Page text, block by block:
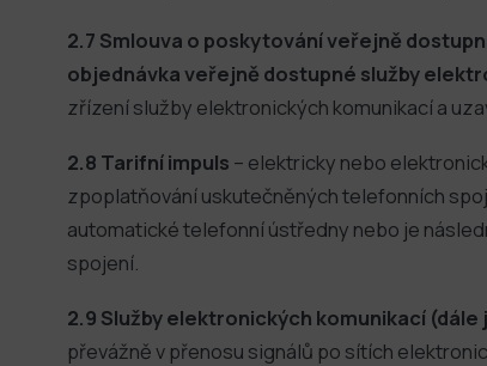
2.7 Smlouva o poskytování veřejně
objednávka veřejně dostupné služby
zřízení služby elektronických komunikací a
2.8 Tarifní impuls – elektricky nebo
zpoplatňování uskutečněných telefonních
automatické telefonní ústředny nebo je
spojení.
2.9 Služby elektronických komunikací (dále
převážně v přenosu signálů po sítích